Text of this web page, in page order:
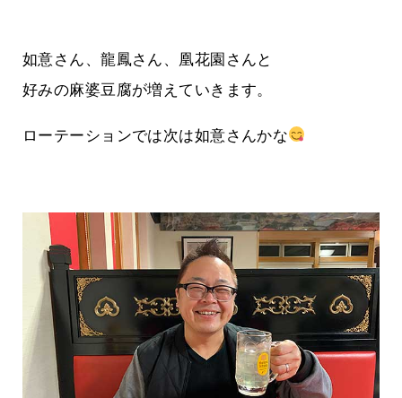
如意さん、龍鳳さん、凰花園さんと
好みの麻婆豆腐が増えていきます。
ローテーションでは次は如意さんかな